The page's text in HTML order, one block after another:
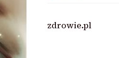
zdrowie.pl